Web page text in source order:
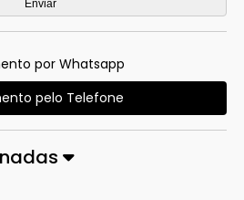
por Whatsapp
pelo Telefone